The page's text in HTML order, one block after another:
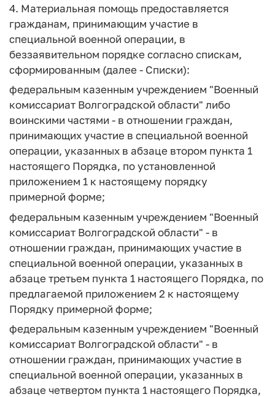
4. Материальная помощь предоставляется
гражданам, принимающим участие в
специальной военной операции, в
беззаявительном порядке согласно спискам,
сформированным (далее - Списки):
федеральным казенным учреждением "Военный
комиссариат Волгоградской области" либо
воинскими частями - в отношении граждан,
принимающих участие в специальной военной
операции, указанных в абзаце втором пункта 1
настоящего Порядка, по установленной
приложением 1 к настоящему порядку
примерной форме;
федеральным казенным учреждением "Военный
комиссариат Волгоградской области" - в
отношении граждан, принимающих участие в
специальной военной операции, указанных в
абзаце третьем пункта 1 настоящего Порядка, по
предлагаемой приложением 2 к настоящему
Порядку примерной форме;
федеральным казенным учреждением "Военный
комиссариат Волгоградской области" - в
отношении граждан, принимающих участие в
специальной военной операции, указанных в
абзаце четвертом пункта 1 настоящего Порядка,